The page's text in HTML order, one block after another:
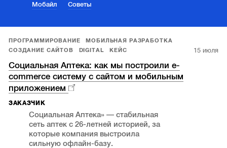
Мобайл Советы
ПРОГРАММИРОВАНИЕ
МОБИЛЬНАЯ РАЗРАБОТКА
СОЗДАНИЕ САЙТОВ
DIGITAL КЕЙС 15 июля
Социальная Аптека: как мы построили e-
commerce систему с сайтом и мобильным
приложением
ЗАКАЗЧИК
Социальная Аптека» — стабильная
сеть аптек с 26-летней историей, за
которые компания выстроила
сильную офлайн-базу.